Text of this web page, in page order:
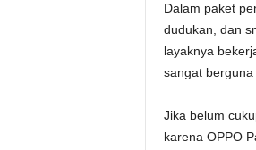
Dalam paket
dudukan, dan
layaknya
sangat
Jika belum
karena OPPO